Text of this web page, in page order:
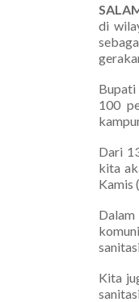
di
Bupati
100
Dari
kita
Kamis
Kita